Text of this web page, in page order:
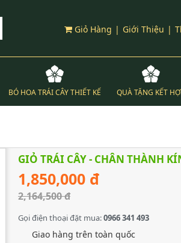
Giỏ Hàng | Giới Thiệu |
BÓ HOA TRÁI CÂY THIẾT KẾ QUÀ TẶNG KẾT
GIỎ TRÁI CÂY - CHÂN THÀNH
1,850,000 đ
2,164,500 đ
Gọi điện thoại đặt mua:0966 341 493
Giao hàng trên toàn quốc